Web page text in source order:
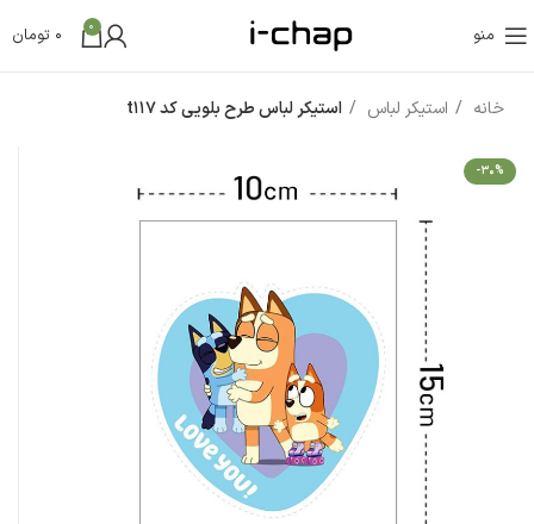
منو 0
0 تومان
خانه استیکر لباس استیکر لباس طرح بلویی کد t117
-30%